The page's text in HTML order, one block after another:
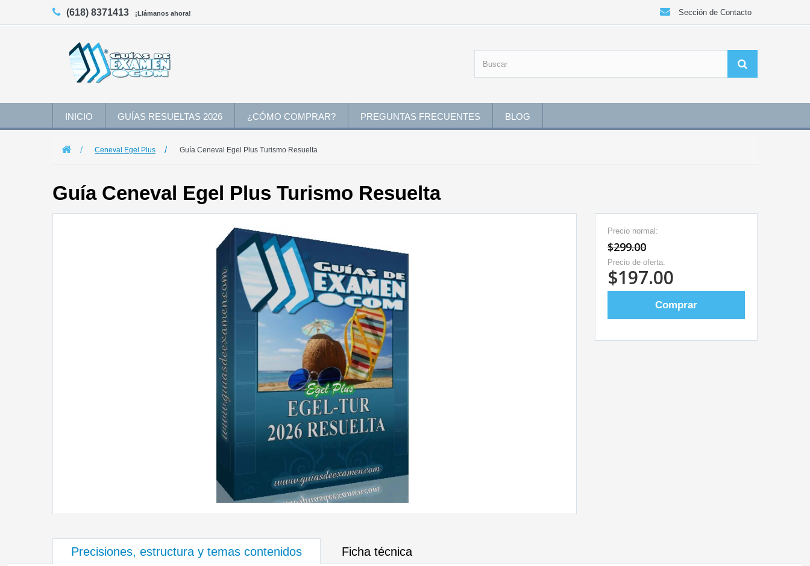
Sección de Contacto
(618) 8371413 ¡Llámanos ahora!
INICIO GUÍAS RESUELTAS 2026 ¿CÓMO COMPRAR? PREGUNTAS FRECUENTES BLOG
Ceneval Egel Plus Guía Ceneval Egel Plus Turismo Resuelta
Guía Ceneval Egel Plus Turismo Resuelta
Precio normal:
$299.00
Precio de oferta:
$197.00
Comprar
Precisiones, estructura y temas contenidos Ficha técnica